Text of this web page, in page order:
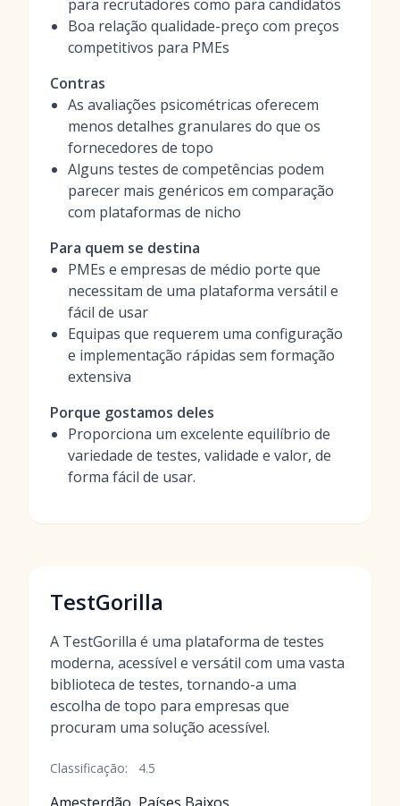
para recrutadores como para candidatos
Boa relação qualidade-preço com preços
competitivos para PMEs
Contras
As avaliações psicométricas oferecem
menos detalhes granulares do que os
fornecedores de topo
Alguns testes de competências podem
parecer mais genéricos em comparação
com plataformas de nicho
Para quem se destina
PMEs e empresas de médio porte que
necessitam de uma plataforma versátil e
fácil de usar
Equipas que requerem uma configuração
e implementação rápidas sem formação
extensiva
Porque gostamos deles
Proporciona um excelente equilíbrio de
variedade de testes, validade e valor, de
forma fácil de usar.
TestGorilla
A TestGorilla é uma plataforma de testes
moderna, acessível e versátil com uma vasta
biblioteca de testes, tornando-a uma
escolha de topo para empresas que
procuram uma solução acessível.
Classificação: 4.5